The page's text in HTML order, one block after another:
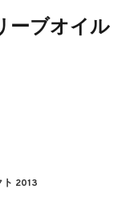
ーブオイル
ト 2013